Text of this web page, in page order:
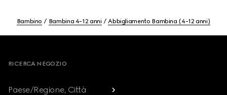
Bambino Bambina 4-12 anni Abbigliamento Bambina (4-12 anni)
RICERCA NEGOZIO
Paese/Regione, Città